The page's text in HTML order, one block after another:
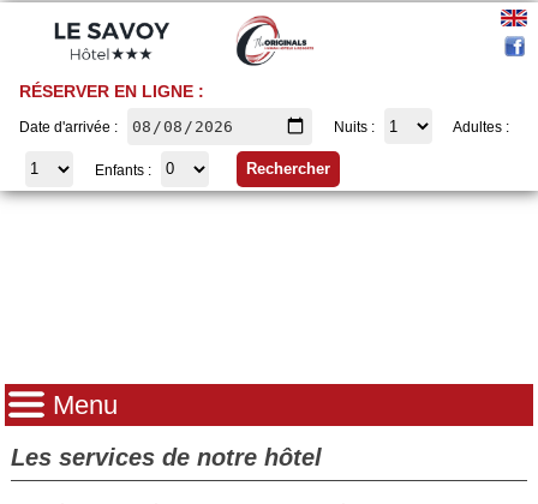
RÉSERVER EN LIGNE :
Date d'arrivée : Nuits : Adultes :
Enfants :
Menu
Les services de notre hôtel